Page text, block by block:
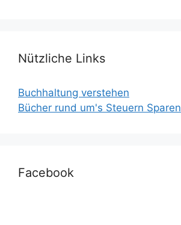
Nützliche Links
Buchhaltung verstehen
Bücher rund um's Steuern Sparen
Facebook